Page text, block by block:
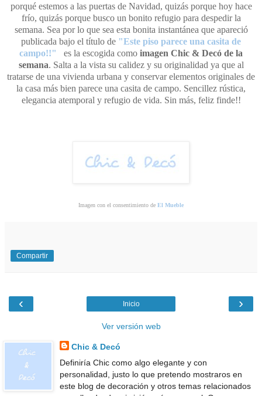
porqué estemos a las puertas de Navidad, quizás porque hoy hace
frío, quizás porque busco un bonito refugio para despedir la
semana. Sea por lo que sea esta bonita instantánea que apareció
publicada bajo el título de "Este piso parece una casita de
campo!!"
es la escogida como imagen Chic & Decó de la
semana. Salta a la vista su calidez y su originalidad ya que al
tratarse de una vivienda urbana y conservar elementos originales de
la casa más bien parece una casita de campo. Sencillez rústica,
elegancia atemporal y refugio de vida. Sin más, feliz finde!!
Imagen con el consentimiento de El Mueble
Compartir
‹ ›
Inicio
Ver versión web
Chic & Decó
Definiría Chic como algo elegante y con
personalidad, justo lo que pretendo mostraros en
este blog de decoración y otros temas relacionados